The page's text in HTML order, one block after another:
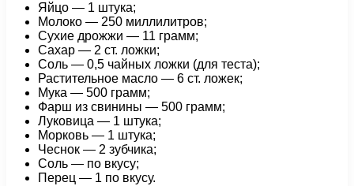
Яйцо — 1 штука;
Молоко — 250 миллилитров;
Сухие дрожжи — 11 грамм;
Сахар — 2 ст. ложки;
Соль — 0,5 чайных ложки (для теста);
Растительное масло — 6 ст. ложек;
Мука — 500 грамм;
Фарш из свинины — 500 грамм;
Луковица — 1 штука;
Морковь — 1 штука;
Чеснок — 2 зубчика;
Соль — по вкусу;
Перец — 1 по вкусу.